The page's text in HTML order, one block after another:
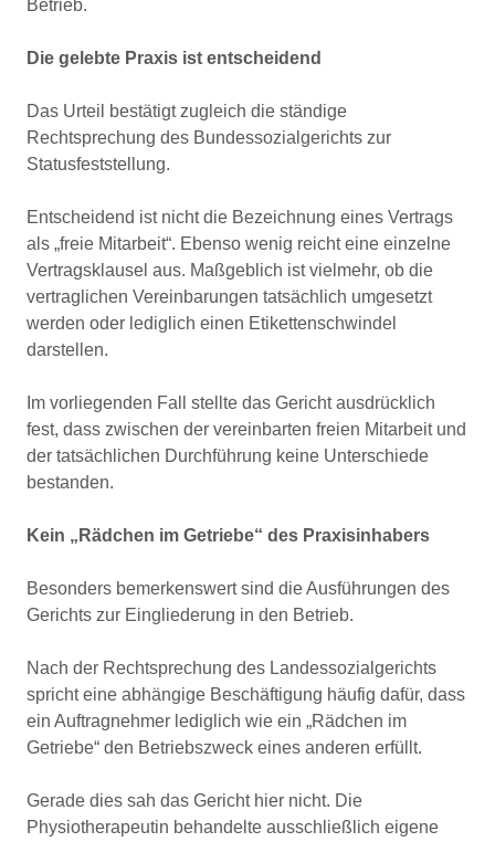
Betrieb.
Die gelebte Praxis ist entscheidend
Das Urteil bestätigt zugleich die ständige
Rechtsprechung des Bundessozialgerichts zur
Statusfeststellung.
Entscheidend ist nicht die Bezeichnung eines Vertrags
als „freie Mitarbeit“. Ebenso wenig reicht eine einzelne
Vertragsklausel aus. Maßgeblich ist vielmehr, ob die
vertraglichen Vereinbarungen tatsächlich umgesetzt
werden oder lediglich einen Etikettenschwindel
darstellen.
Im vorliegenden Fall stellte das Gericht ausdrücklich
fest, dass zwischen der vereinbarten freien Mitarbeit und
der tatsächlichen Durchführung keine Unterschiede
bestanden.
Kein „Rädchen im Getriebe“ des Praxisinhabers
Besonders bemerkenswert sind die Ausführungen des
Gerichts zur Eingliederung in den Betrieb.
Nach der Rechtsprechung des Landessozialgerichts
spricht eine abhängige Beschäftigung häufig dafür, dass
ein Auftragnehmer lediglich wie ein „Rädchen im
Getriebe“ den Betriebszweck eines anderen erfüllt.
Gerade dies sah das Gericht hier nicht. Die
Physiotherapeutin behandelte ausschließlich eigene